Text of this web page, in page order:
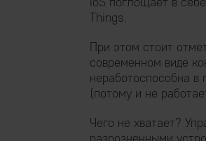
Things.
При этом стоит
современном виде
неработоспособна в
(потому и не
Чего не хватает?